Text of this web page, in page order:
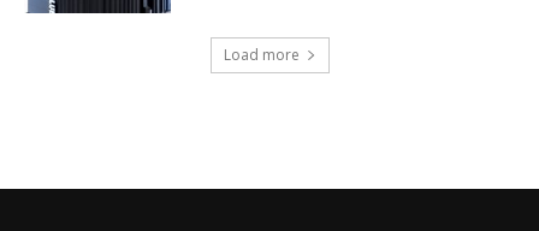
Load more